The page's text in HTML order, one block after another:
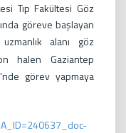
Tıp Fakültesi Göz
göreve başlayan
alanı göz
halen Gaziantep
görev yapmaya